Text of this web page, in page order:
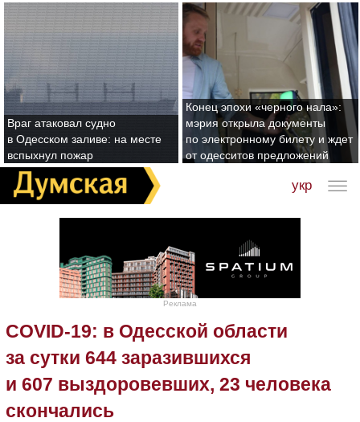
Враг атаковал судно
в Одесском заливе: на месте
вспыхнул пожар
Конец эпохи «черного нала»:
мэрия открыла документы
по электронному билету и ждет
от одесситов предложений
укр
Реклама
COVID-19: в Одесской области
за сутки 644 заразившихся
и 607 выздоровевших, 23 человека
скончались